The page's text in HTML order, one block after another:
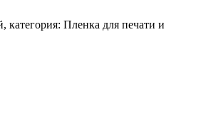
Пленка для печати и